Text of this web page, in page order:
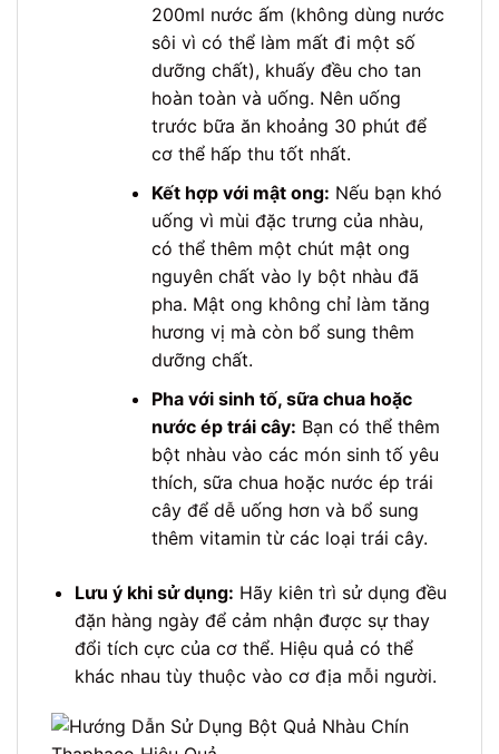
200ml nước ấm (không dùng nước
sôi vì có thể làm mất đi một số
dưỡng chất), khuấy đều cho tan
hoàn toàn và uống. Nên uống
trước bữa ăn khoảng 30 phút để
cơ thể hấp thu tốt nhất.
Kết hợp với mật ong: Nếu bạn khó
uống vì mùi đặc trưng của nhàu,
có thể thêm một chút mật ong
nguyên chất vào ly bột nhàu đã
pha. Mật ong không chỉ làm tăng
hương vị mà còn bổ sung thêm
dưỡng chất.
Pha với sinh tố, sữa chua hoặc
nước ép trái cây: Bạn có thể thêm
bột nhàu vào các món sinh tố yêu
thích, sữa chua hoặc nước ép trái
cây để dễ uống hơn và bổ sung
thêm vitamin từ các loại trái cây.
Lưu ý khi sử dụng: Hãy kiên trì sử dụng đều
đặn hàng ngày để cảm nhận được sự thay
đổi tích cực của cơ thể. Hiệu quả có thể
khác nhau tùy thuộc vào cơ địa mỗi người.